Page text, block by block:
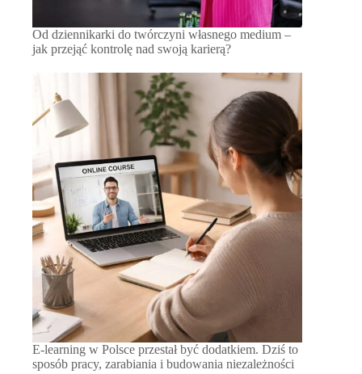
Od dziennikarki do twórczyni własnego medium –
jak przejąć kontrolę nad swoją karierą?
E-learning w Polsce przestał być dodatkiem. Dziś to
sposób pracy, zarabiania i budowania niezależności